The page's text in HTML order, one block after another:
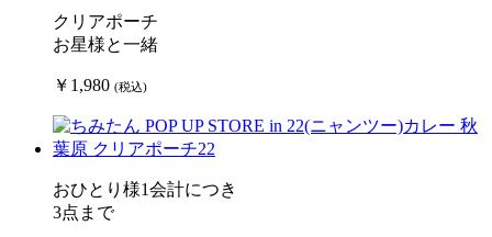
クリアポーチ
お星様と一緒
￥1,980 (税込)
おひとり様1会計につき
3点まで